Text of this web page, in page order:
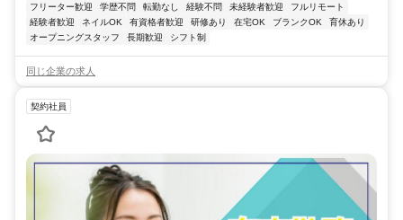
フリーター歓迎
学歴不問 転勤なし 経験不問 未経験者歓迎
フルリモート
経験者歓迎
ネイルOK 有資格者歓迎 研修あり 在宅OK ブランクOK
育休あり
オープニングスタッフ
長期歓迎 シフト制
同じ企業の求人
契約社員